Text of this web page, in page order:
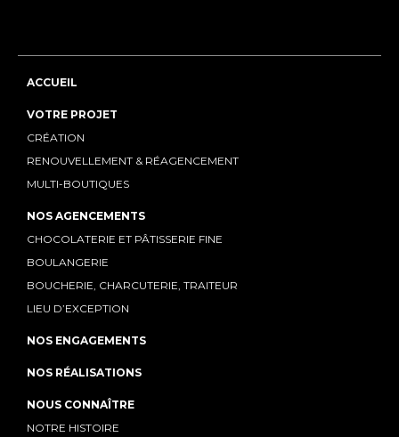
ACCUEIL
VOTRE PROJET
CRÉATION
RENOUVELLEMENT & RÉAGENCEMENT
MULTI-BOUTIQUES
NOS AGENCEMENTS
CHOCOLATERIE ET PÂTISSERIE FINE
BOULANGERIE
BOUCHERIE, CHARCUTERIE, TRAITEUR
LIEU D’EXCEPTION
NOS ENGAGEMENTS
NOS RÉALISATIONS
NOUS CONNAÎTRE
NOTRE HISTOIRE